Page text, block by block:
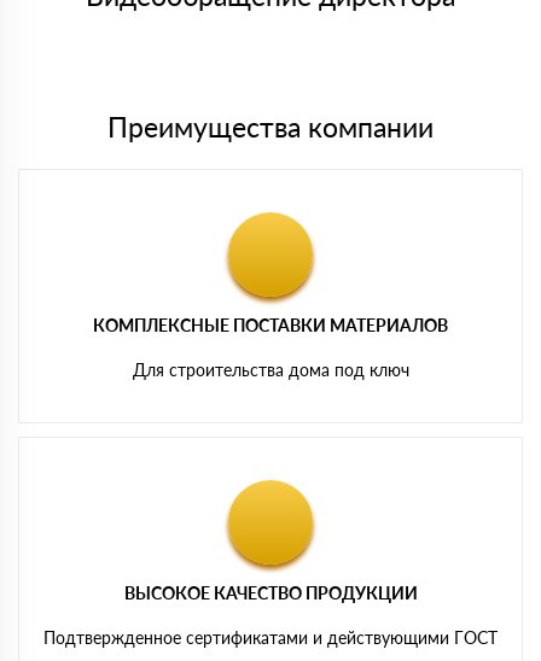
Преимущества компании
КОМПЛЕКСНЫЕ ПОСТАВКИ МАТЕРИАЛОВ
Для строительства дома под ключ
ВЫСОКОЕ КАЧЕСТВО ПРОДУКЦИИ
Подтвержденное сертификатами и действующими ГОСТ